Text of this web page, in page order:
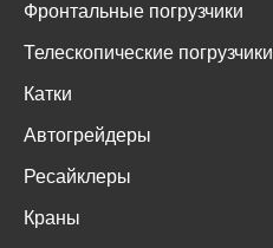
Фронтальные погрузчики
Телескопические погрузчики
Катки
Автогрейдеры
Ресайклеры
Краны